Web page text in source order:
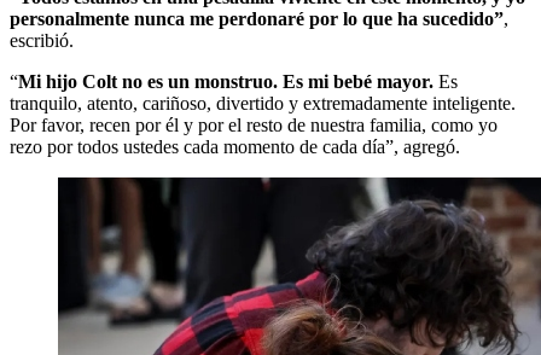
personalmente nunca me perdonaré por lo que ha sucedido”,
escribió.
“Mi hijo Colt no es un monstruo. Es mi bebé mayor. Es
tranquilo, atento, cariñoso, divertido y extremadamente inteligente.
Por favor, recen por él y por el resto de nuestra familia, como yo
rezo por todos ustedes cada momento de cada día”, agregó.